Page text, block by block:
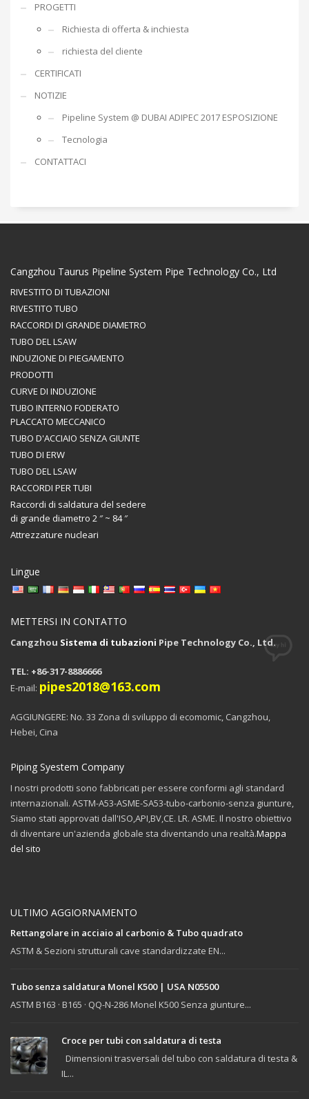
PROGETTI
Richiesta di offerta & inchiesta
richiesta del cliente
CERTIFICATI
NOTIZIE
Pipeline System @ DUBAI ADIPEC 2017 ESPOSIZIONE
Tecnologia
CONTATTACI
Cangzhou Taurus Pipeline System Pipe Technology Co., Ltd
RIVESTITO DI TUBAZIONI
RIVESTITO TUBO
RACCORDI DI GRANDE DIAMETRO
TUBO DEL LSAW
INDUZIONE DI PIEGAMENTO
PRODOTTI
CURVE DI INDUZIONE
TUBO INTERNO FODERATO
PLACCATO MECCANICO
TUBO D'ACCIAIO SENZA GIUNTE
TUBO DI ERW
TUBO DEL LSAW
RACCORDI PER TUBI
Raccordi di saldatura del sedere
di grande diametro 2 ″ ~ 84 ″
Attrezzature nucleari
Lingue
METTERSI IN CONTATTO
Cangzhou Sistema di tubazioni Pipe Technology Co., Ltd.
TEL: +86-317-8886666
E-mail: pipes2018@163.com
AGGIUNGERE: No. 33 Zona di sviluppo di ecomomic, Cangzhou,
Hebei, Cina
Piping Syestem Company
I nostri prodotti sono fabbricati per essere conformi agli standard
internazionali. ASTM-A53-ASME-SA53-tubo-carbonio-senza giunture,
Siamo stati approvati dall'ISO,API,BV,CE. LR. ASME. Il nostro obiettivo
di diventare un'azienda globale sta diventando una realtà.Mappa
del sito
ULTIMO AGGIORNAMENTO
Rettangolare in acciaio al carbonio & Tubo quadrato
ASTM & Sezioni strutturali cave standardizzate EN...
Tubo senza saldatura Monel K500 | USA N05500
ASTM B163 · B165 · QQ-N-286 Monel K500 Senza giunture...
Croce per tubi con saldatura di testa
Dimensioni trasversali del tubo con saldatura di testa &
IL...